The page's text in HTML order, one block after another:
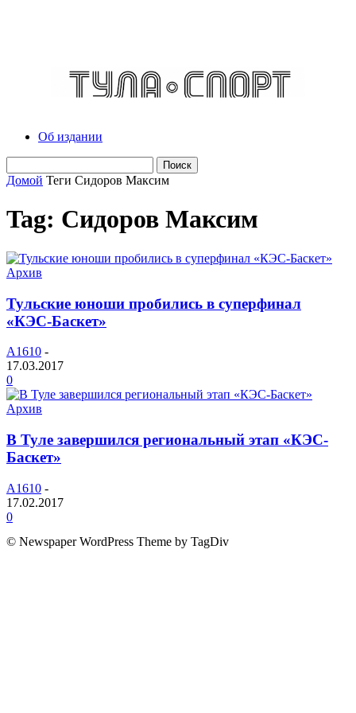
Об издании
Домой Теги Сидоров Максим
Tag: Сидоров Максим
Архив
Тульские юноши пробились в суперфинал
«КЭС-Баскет»
A1610 -
17.03.2017
0
Архив
В Туле завершился региональный этап «КЭС-
Баскет»
A1610 -
17.02.2017
0
© Newspaper WordPress Theme by TagDiv